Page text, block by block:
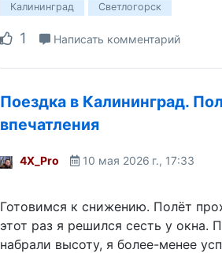
Калининград Светлогорск
1 Написать комментарий
Поездка в Калининград.
впечатления
4X_Pro 10 мая 2026 г., 17:33
Готовимся к снижению. Полёт
этот раз я решился сесть у окна.
набрали высоту, я более-менее